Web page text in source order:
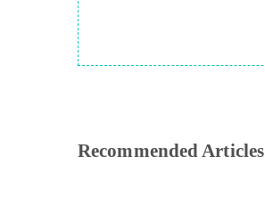
Recommended Articles